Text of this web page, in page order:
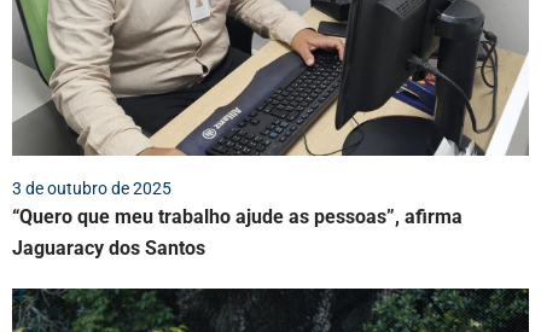
3 de outubro de 2025
“Quero que meu trabalho ajude as pessoas”, afirma
Jaguaracy dos Santos